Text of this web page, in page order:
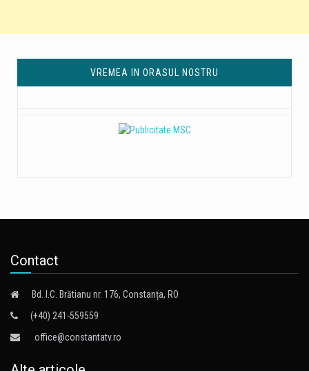
VREMEA IN ORASUL NOSTRU
Contact
Bd. I.C. Brătianu nr. 176, Constanța, RO
(+40) 241-559559
office@constantatv.ro